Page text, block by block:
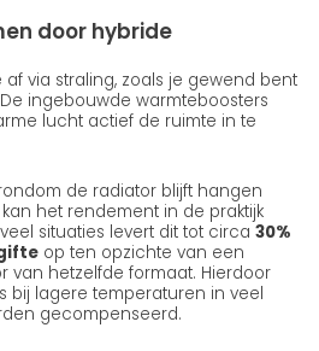
door hybride
via straling, zoals je gewend bent
ingebouwde warmteboosters
lucht actief de ruimte in te
de radiator blijft hangen
het rendement in de praktijk
situaties levert dit tot circa 30%
op ten opzichte van een
van hetzelfde formaat. Hierdoor
bij lagere temperaturen in veel
gecompenseerd.